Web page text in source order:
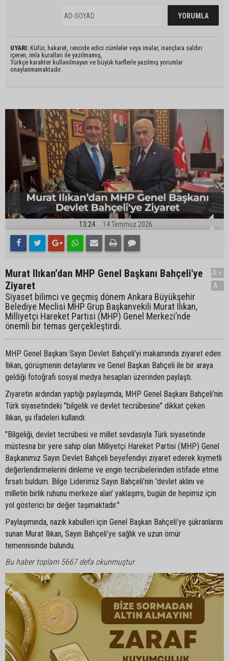
UYARI: Küfür, hakaret, rencide edici cümleler veya imalar, inançlara saldırı
içeren, imla kuralları ile yazılmamış,
Türkçe karakter kullanılmayan ve büyük harflerle yazılmış yorumlar
onaylanmamaktadır.
13:24 14 Temmuz 2026
Murat Ilıkan’dan MHP Genel Başkanı Bahçeli'ye
Ziyaret
Siyaset bilimci ve geçmiş dönem Ankara Büyükşehir
Belediye Meclisi MHP Grup Başkanvekili Murat Ilıkan,
Milliyetçi Hareket Partisi (MHP) Genel Merkezi’nde
önemli bir temas gerçekleştirdi.
A+
A-
MHP Genel Başkanı Sayın Devlet Bahçeli’yi makamında ziyaret eden
Ilıkan, görüşmenin detaylarını ve Genel Başkan Bahçeli ile bir araya
geldiği fotoğrafı sosyal medya hesapları üzerinden paylaştı.
Ziyaretin ardından yaptığı paylaşımda, MHP Genel Başkanı Bahçeli’nin
Türk siyasetindeki "bilgelik ve devlet tecrübesine" dikkat çeken
Ilıkan, şu ifadeleri kullandı:
"Bilgeliği, devlet tecrübesi ve millet sevdasıyla Türk siyasetinde
müstesna bir yere sahip olan Milliyetçi Hareket Partisi (MHP) Genel
Başkanımız Sayın Devlet Bahçeli beyefendiyi ziyaret ederek kıymetli
değerlendirmelerini dinleme ve engin tecrübelerinden istifade etme
fırsatı buldum. Bilge Liderimiz Sayın Bahçeli’nin 'devlet aklını ve
milletin birlik ruhunu merkeze alan' yaklaşımı, bugün de hepimiz için
yol gösterici bir değer taşımaktadır."
Paylaşımında, nazik kabulleri için Genel Başkan Bahçeli’ye şükranlarını
sunan Murat Ilıkan, Sayın Bahçeli’ye sağlık ve uzun ömür
temennisinde bulundu.
Bu haber toplam 5667 defa okunmuştur